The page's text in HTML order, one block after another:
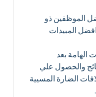
الموظفين ذو
المبيدات
الهامة بعد
والحصول علي
الضارة المسيية